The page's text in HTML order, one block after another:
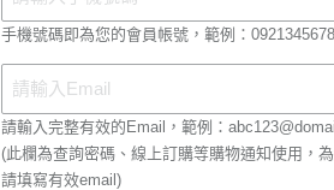
手機號碼即為您的會員帳號，範例：0921345678
請輸入完整有效的Email，範例：
(此欄為查詢密碼、線上訂購等購物通知使用，
請填寫有效email)